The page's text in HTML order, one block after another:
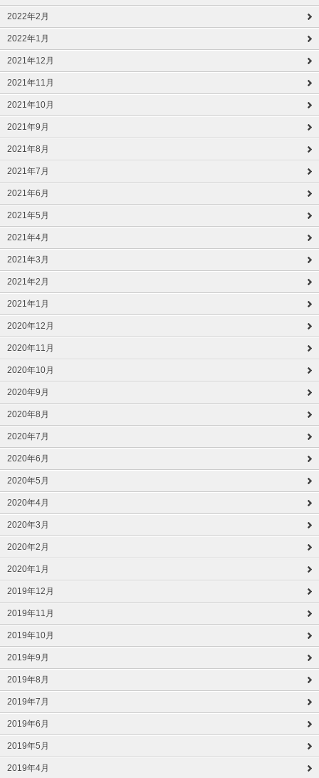
2022年2月
2022年1月
2021年12月
2021年11月
2021年10月
2021年9月
2021年8月
2021年7月
2021年6月
2021年5月
2021年4月
2021年3月
2021年2月
2021年1月
2020年12月
2020年11月
2020年10月
2020年9月
2020年8月
2020年7月
2020年6月
2020年5月
2020年4月
2020年3月
2020年2月
2020年1月
2019年12月
2019年11月
2019年10月
2019年9月
2019年8月
2019年7月
2019年6月
2019年5月
2019年4月